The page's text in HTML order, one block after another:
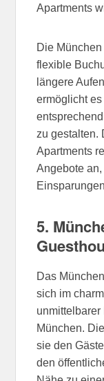
Apartments
Die
flexible
längere
ermöglicht
zu gestalten.
Apartments
Angebote
5.
Das
sich im
unmittelbarer
München.
sie den
den